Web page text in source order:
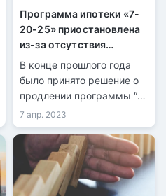
Программа ипотеки «7-
20-25» приостановлена
из-за отсутствия
финансирования
В конце прошлого года
было принято решение о
продлении программы “7-
20-25”, до 2029 года в
Казахстане. Тем не
менее, было установлено
ограничение на
финансовое обеспечение
в размере 100 млрд тенге
7 апр. 2023